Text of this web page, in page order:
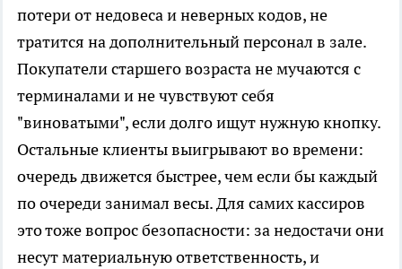
потери от недовеса и неверных кодов, не
тратится на дополнительный персонал в зале.
Покупатели старшего возраста не мучаются с
терминалами и не чувствуют себя
"виноватыми", если долго ищут нужную кнопку.
Остальные клиенты выигрывают во времени:
очередь движется быстрее, чем если бы каждый
по очереди занимал весы. Для самих кассиров
это тоже вопрос безопасности: за недостачи они
несут материальную ответственность, и